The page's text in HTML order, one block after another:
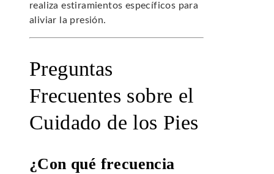
realiza estiramientos específicos para
aliviar la presión.
Preguntas
Frecuentes sobre el
Cuidado de los Pies
¿Con qué frecuencia